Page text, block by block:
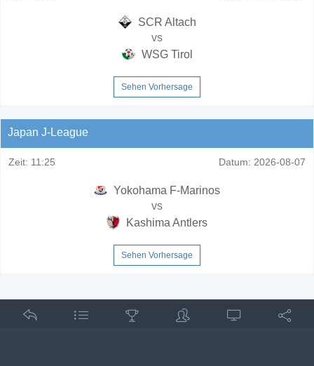
SCR Altach
vs
WSG Tirol
Sehen Vorhersage
Japan J-League
Zeit: 11:25 Datum: 2026-08-07
Yokohama F-Marinos
vs
Kashima Antlers
Sehen Vorhersage